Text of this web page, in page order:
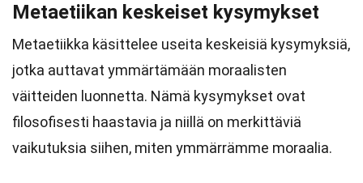
Metaetiikan keskeiset kysymykset
Metaetiikka käsittelee useita keskeisiä kysymyksiä,
jotka auttavat ymmärtämään moraalisten
väitteiden luonnetta. Nämä kysymykset ovat
filosofisesti haastavia ja niillä on merkittäviä
vaikutuksia siihen, miten ymmärrämme moraalia.